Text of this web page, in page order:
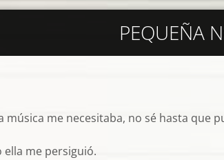
PEQUEÑA
música me necesitaba, no sé hasta que
ella me persiguió.